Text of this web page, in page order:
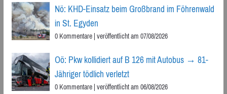
Nö: KHD-Einsatz beim Großbrand im Föhrenwald
in St. Egyden
0 Kommentare|veröffentlicht am 07/08/2026
Oö: Pkw kollidiert auf B 126 mit Autobus → 81-
Jähriger tödlich verletzt
0 Kommentare|veröffentlicht am 06/08/2026